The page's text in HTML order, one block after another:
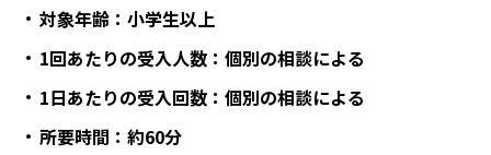
対象年齢：小学生以上
1回あたりの受入人数：個別の相談による
1日あたりの受入回数：個別の相談による
所要時間：約60分